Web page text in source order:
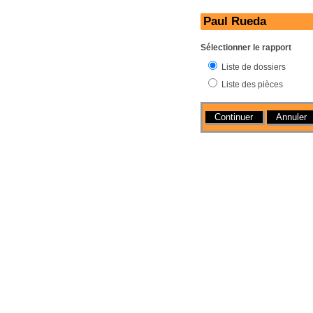
Paul Rueda
Sélectionner le rapport
Liste de dossiers
Liste des pièces
Actions Annuler